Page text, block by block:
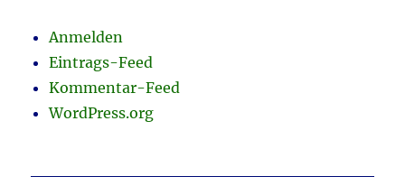
Anmelden
Eintrags-Feed
Kommentar-Feed
WordPress.org